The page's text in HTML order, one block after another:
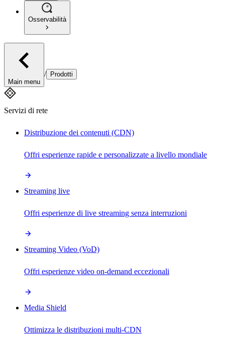
Osservabilità
Main menu
/ Prodotti
Servizi di rete
Distribuzione dei contenuti (CDN)
Offri esperienze rapide e personalizzate a livello mondiale
Streaming live
Offri esperienze di live streaming senza interruzioni
Streaming Video (VoD)
Offri esperienze video on-demand eccezionali
Media Shield
Ottimizza le distribuzioni multi-CDN